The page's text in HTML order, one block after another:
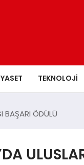
TEKNOLOJI
BAŞARI ÖDÜLÜ